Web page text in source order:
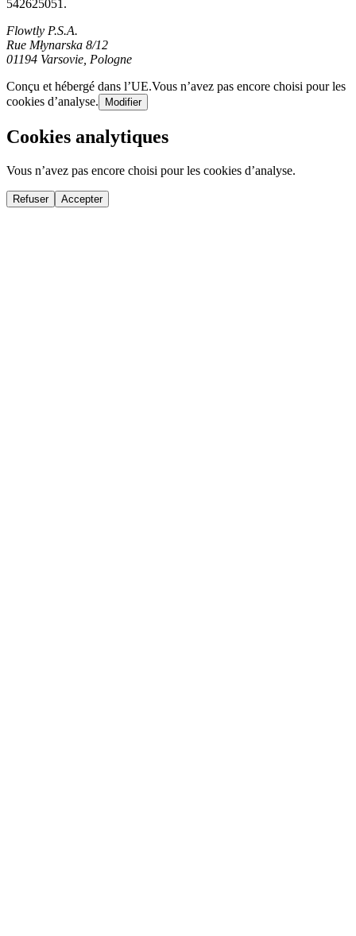
542625051.
Flowtly P.S.A.
Rue Młynarska 8/12
01194 Varsovie, Pologne
Conçu et hébergé dans l’UE.Vous n’avez pas encore choisi pour les
cookies d’analyse.
Modifier
Cookies analytiques
Vous n’avez pas encore choisi pour les cookies d’analyse.
Refuser Accepter